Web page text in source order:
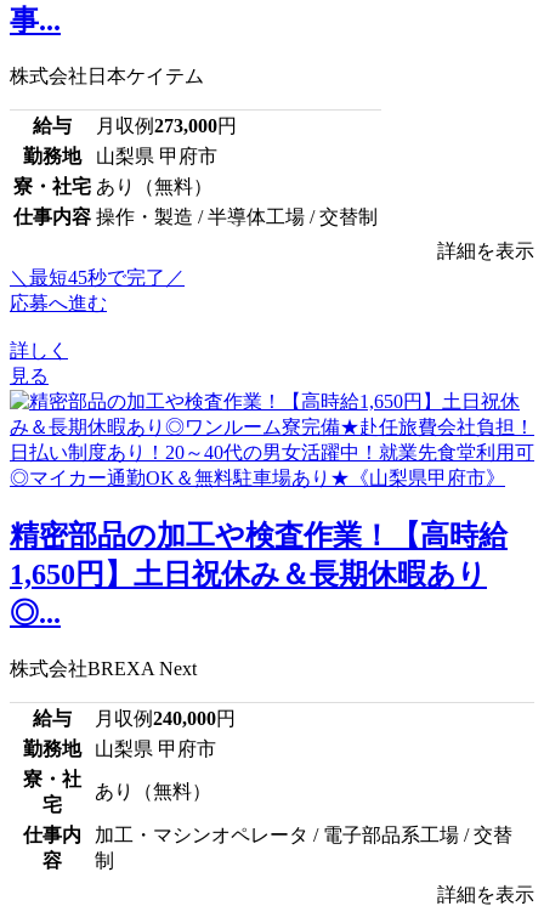
事...
株式会社日本ケイテム
給与 月収例273,000円
勤務地
山梨県 甲府市
寮・社宅 あり（無料）
仕事内容 操作・製造 / 半導体工場 / 交替制
詳細を表示
＼最短45秒で完了／
応募へ進む
詳しく
見る
精密部品の加工や検査作業！【高時給
1,650円】土日祝休み＆長期休暇あり
◎...
株式会社BREXA Next
給与 月収例240,000円
勤務地
山梨県 甲府市
寮・社
宅
あり（無料）
仕事内
容
加工・マシンオペレータ / 電子部品系工場 / 交替
制
詳細を表示